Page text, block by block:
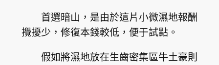
首選暗山，是由於這片小微濕地報酬
攪擾少，修復本錢較低，便于試點。
假如將濕地放在生齒密集區牛土豪則